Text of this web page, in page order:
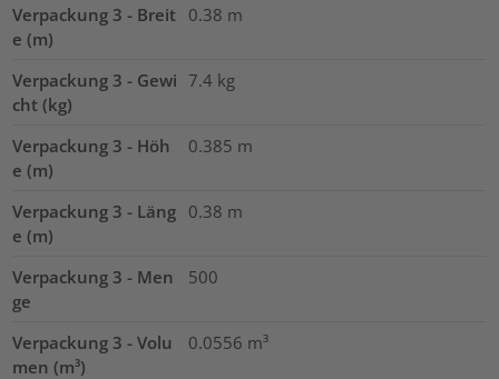
Verpackung 3 - Breit
e (m)
0.38 m
Verpackung 3 - Gewi
cht (kg)
7.4 kg
Verpackung 3 - Höh
e (m)
0.385 m
Verpackung 3 - Läng
e (m)
0.38 m
Verpackung 3 - Men
ge
500
Verpackung 3 - Volu
men (m³)
0.0556 m³